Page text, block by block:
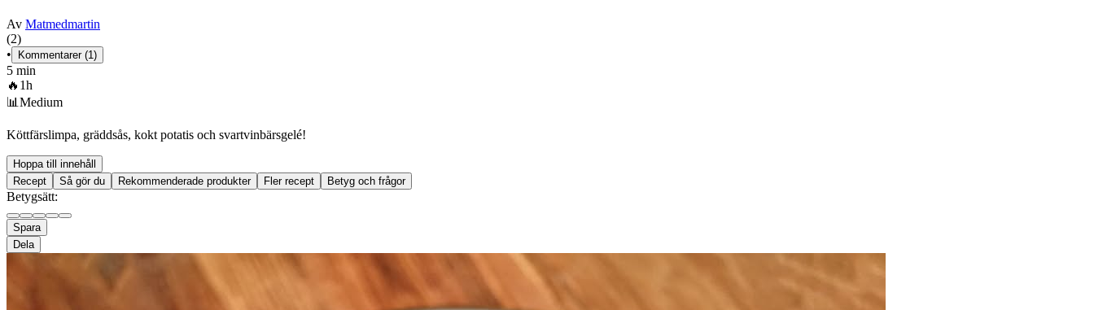
Av Matmedmartin
(2)
•
Kommentarer (1)
5 min
🔥 1h
📊 Medium
Köttfärslimpa, gräddsås, kokt potatis och svartvinbärsgelé!
Hoppa till innehåll
Recept
Så gör du Rekommenderade produkter Fler recept Betyg och frågor
Betygsätt:
Spara
Dela